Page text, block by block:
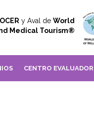
y Aval de World
Medical Tourism®
CENTRO EVALUADOR